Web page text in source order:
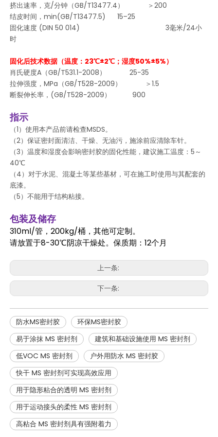
挤出速率，克/分钟（GB/T13477.4） ＞200
结皮时间，min(GB/T13477.5) 15–25
固化速度 (DIN 50 014) 3毫米/24小
时
固化后技术数据（温度：23℃±2℃；湿度50%±5%）
肖氏硬度A（GB/T531.1-2008） 25-35
拉伸强度，MPa（GB/T528-2009） ＞1.5
断裂伸长率，(GB/T528-2009） 900
指示
（1）使用本产品前请检查MSDS。
（2）保证密封面清洁、干燥、无油污，施涂前应清除车针。
（3）温度和湿度会影响密封胶的固化性能，建议施工温度：5～
40℃
（4）对于水泥、混凝土等某些基材，可在施工时使用与其配套的
底漆。
（5）不能用于结构粘接。
包装及储存
310ml/管，200kg/桶，其他可定制。
请放置于8-30℃阴凉干燥处。保质期：12个月
上一条:
下一条:
防水MS密封胶
环保MS密封胶
易于涂抹 MS 密封剂
建筑和基础设施使用 MS 密封剂
低VOC MS 密封剂
户外用防水 MS 密封胶
快干 MS 密封剂可实现高效应用
用于隐形粘合的透明 MS 密封剂
用于运动接头的柔性 MS 密封剂
高粘合 MS 密封剂具有强附着力